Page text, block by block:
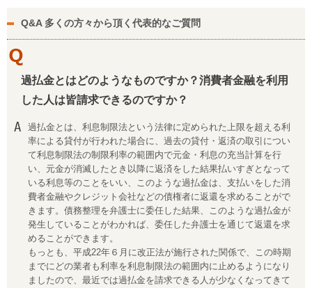
Q&A 多くの方々から頂く代表的なご質問
過払金とはどのようなものですか？消費者金融を利用
した人は皆請求できるのですか？
過払金とは、利息制限法という法律に定められた上限を超える利
率による貸付が行われた場合に、過去の貸付・返済の取引につい
て利息制限法の制限利率の範囲内で元金・利息の充当計算を行
い、元金が消滅したとき以降に返済をした結果払いすぎとなって
いる利息等のことをいい、このような過払金は、支払いをした消
費者金融やクレジット会社などの債権者に返還を求めることがで
きます。債務整理を弁護士に委任した結果、このような過払金が
発生していることがわかれば、委任した弁護士を通じて返還を求
めることができます。
もっとも、平成22年６月に改正法が施行された関係で、この時期
までにどの業者も利率を利息制限法の範囲内に止めるようになり
ましたので、最近では過払金を請求できる人が少なくなってきて